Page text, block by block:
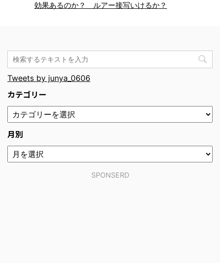
効果あるのか？ ルアー接写いけるか？
Tweets by junya_0606
カテゴリー
月別
SPONSERD